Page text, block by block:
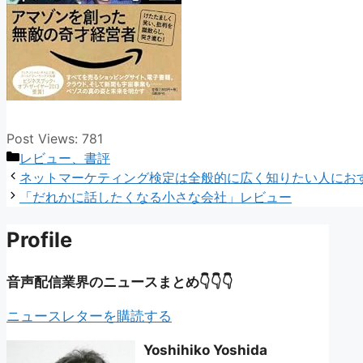
Post Views: 781
カ
テ
ゴ
ー
レビュー、書評
ネットマーケティング検定は全般的に広く知りたい人にお
「だれかに話したくなる小さな会社」レビュー
Profile
音声配信業界のニュースまとめ👇👇👇
ニュースレターを購読する
Yoshihiko Yoshida